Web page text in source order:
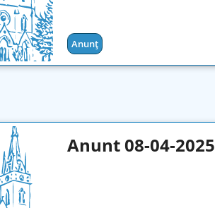
Anunț
Anunt 08-04-2025